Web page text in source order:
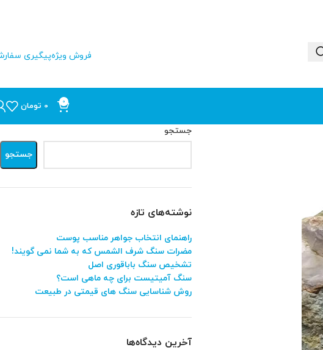
فروش ویژهپیگیری
0
0 تومان
جستجو
جستجو
نوشته‌های تازه
راهنمای انتخاب جواهر مناسب پوست
مضرات سنگ شرف الشمس که به شما نمی گویند!
تشخیص سنگ باباقوری اصل
سنگ آمیتیست برای چه ماهی است؟
روش شناسایی سنگ های قیمتی در طبیعت
آخرین دیدگاه‌ها